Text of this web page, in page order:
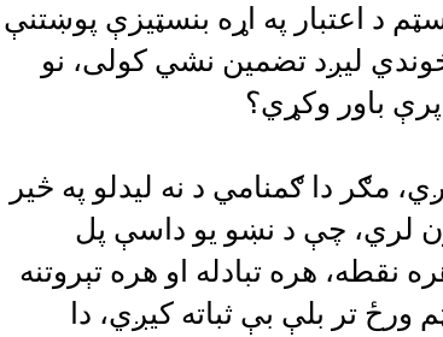
د اعتبار په اړه بنسټیزې پوښتنې
لیږد تضمین نشي کولی، نو
باور وکړي؟
مګر دا ګمنامي د نه لیدلو په څیر
لري، چې د نښو یو داسې پل
هره تبادله او هره تېروتنه
تر بلې بې ثباته کیږي، دا